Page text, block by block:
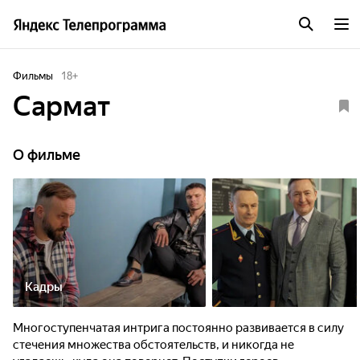
Фильмы 18+
Сармат
О фильме
Кадры
Многоступенчатая интрига постоянно развивается в силу
стечения множества обстоятельств, и никогда не